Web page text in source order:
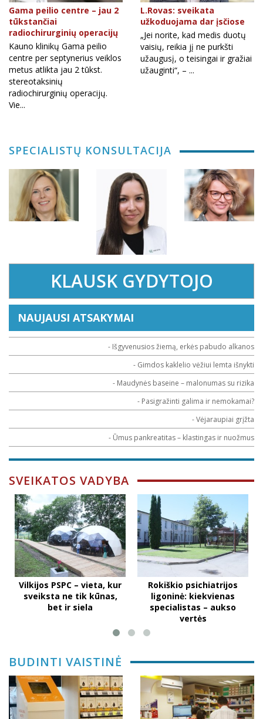
Gama peilio centre – jau 2
tūkstančiai
radiochirurginių operacijų
Kauno klinikų Gama peilio
centre per septynerius veiklos
metus atlikta jau 2 tūkst.
stereotaksinių
radiochirurginių operacijų.
Vie...
L.Rovas: sveikata
užkoduojama dar įsčiose
„Jei norite, kad medis duotų
vaisių, reikia jį ne purkšti
užaugusį, o teisingai ir gražiai
užauginti“, – ...
SPECIALISTŲ KONSULTACIJA
KLAUSK GYDYTOJO
NAUJAUSI ATSAKYMAI
- Išgyvenusios žiemą, erkės pabudo alkanos
- Gimdos kaklelio vėžiui lemta išnykti
- Maudynės baseine – malonumas su rizika
- Pasigražinti galima ir nemokamai?
- Vėjaraupiai grįžta
- Ūmus pankreatitas – klastingas ir nuožmus
SVEIKATOS VADYBA
Vilkijos PSPC – vieta, kur
sveiksta ne tik kūnas,
bet ir siela
Rokiškio psichiatrijos
ligoninė: kiekvienas
specialistas – aukso
vertės
BUDINTI VAISTINĖ